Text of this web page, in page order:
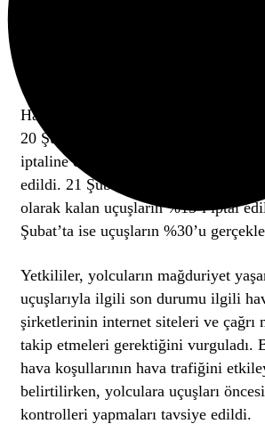
Havalimanı yetkililerinden yapılan
20 Şubat’ta daha önce belirlenen
iptaline ek olarak, kalan uçuşların
edildi. 21 Şubat’ta planlanan
olarak kalan uçuşların %15’i iptal
Şubat’ta ise uçuşların %30’u
Yetkililer, yolcuların mağduriyet
uçuşlarıyla ilgili son durumu ilgili
şirketlerinin internet siteleri ve çağrı
takip etmeleri gerektiğini vurguladı.
hava koşullarının hava trafiğini
belirtilirken, yolculara uçuşları
kontrolleri yapmaları tavsiye edildi.